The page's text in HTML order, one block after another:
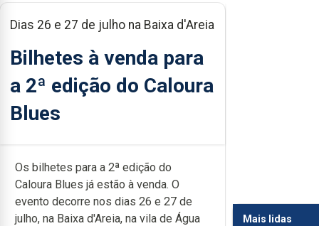
Dias 26 e 27 de julho na Baixa d'Areia
Bilhetes à venda para
a 2ª edição do Caloura
Blues
Os bilhetes para a 2ª edição do
Caloura Blues já estão à venda. O
evento decorre nos dias 26 e 27 de
julho, na Baixa d'Areia, na vila de Água
Mais lidas